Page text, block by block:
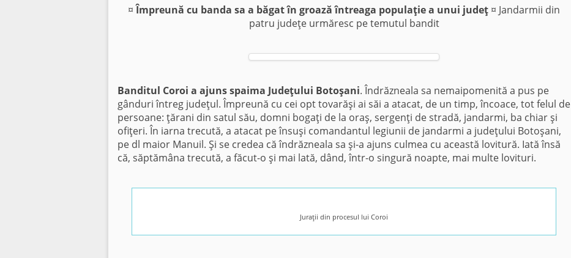
¤Împreună cu banda sa a băgat în groază întreaga populaţie a unui judeţ ¤ Jandarmii din
patru judeţe urmăresc pe temutul bandit
Banditul Coroi a ajuns spaima Judeţului Botoşani. Îndrăzneala sa nemaipomenită a pus pe
gânduri întreg judeţul. Împreună cu cei opt tovarăşi ai săi a atacat, de un timp, încoace, tot felul de
persoane: ţărani din satul său, domni bogaţi de la oraş, sergenţi de stradă, jandarmi, ba chiar şi
ofiţeri. În iarna trecută, a atacat pe însuşi comandantul legiunii de jandarmi a judeţului Botoşani,
pe dl maior Manuil. Şi se credea că îndrăzneala sa şi-a ajuns culmea cu această lovitură. Iată însă
că, săptămâna trecută, a făcut-o şi mai lată, dând, într-o singură noapte, mai multe lovituri.
Juraţii din procesul lui Coroi